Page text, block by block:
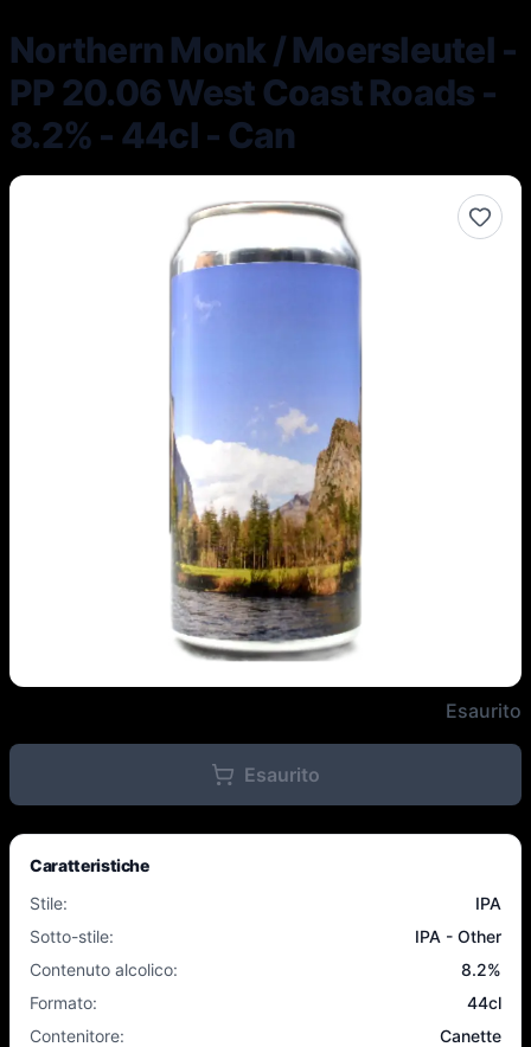
Northern Monk / Moersleutel -
PP 20.06 West Coast Roads -
8.2% - 44cl - Can
Northern Monk / Moersleutel
Esaurito
Esaurito
Caratteristiche
Stile:
IPA
Sotto-stile:
IPA - Other
Contenuto alcolico: 8.2%
Formato:
44cl
Contenitore:
Canette